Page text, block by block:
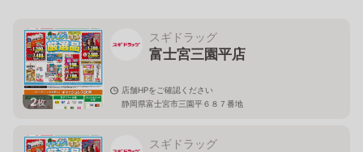
2枚
スギドラッグ
富士宮三園平店
店舗HPをご確認ください
静岡県富士宮市三園平６８７番地
スギドラッグ